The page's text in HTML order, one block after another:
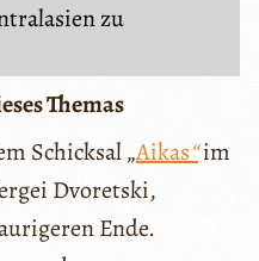
zu
Themas
Schicksal „Aikas“im
Dvoretski,
Ende.